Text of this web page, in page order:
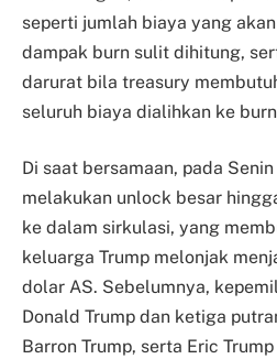
seperti jumlah biaya yang
dampak burn sulit dihitung,
darurat bila treasury
seluruh biaya dialihkan ke
Di saat bersamaan, pada
melakukan unlock besar
ke dalam sirkulasi, yang
keluarga Trump melonjak
dolar AS. Sebelumnya,
Donald Trump dan ketiga
Barron Trump, serta Eric